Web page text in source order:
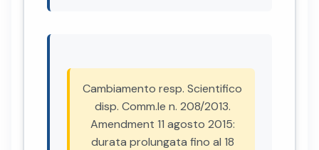
Cambiamento resp. Scientifico
disp. Comm.le n. 208/2013.
Amendment 11 agosto 2015:
durata prolungata fino al 18